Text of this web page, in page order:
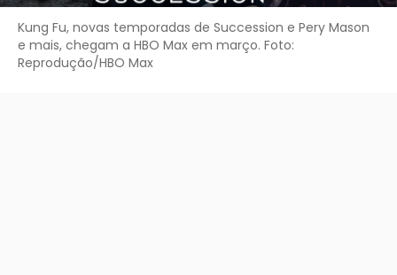
Kung Fu, novas temporadas de Succession e Pery Mason
e mais, chegam a HBO Max em março. Foto:
Reprodução/HBO Max